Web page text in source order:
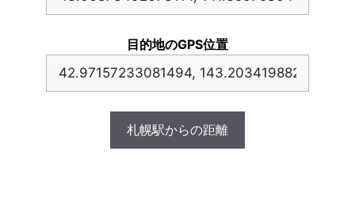
目的地のGPS位置
札幌駅からの距離